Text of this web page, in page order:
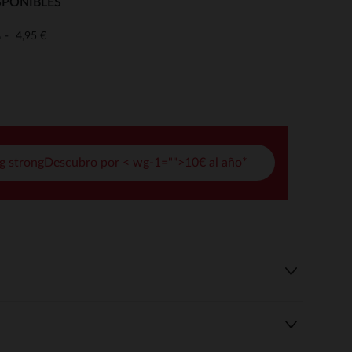
de privacidad, garantizando el cumplimiento de la
4,95 €
strongDescubro por < wg-1="">10€ al año*